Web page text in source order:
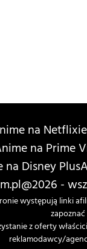
na Netflixie
na Prime
na Disney Plus
@2026 -
występują linki
z oferty
reklamodawcy/